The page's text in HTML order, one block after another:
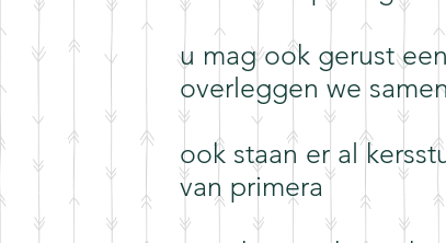
u mag ook gerust
overleggen we
ook staan er al
van primera